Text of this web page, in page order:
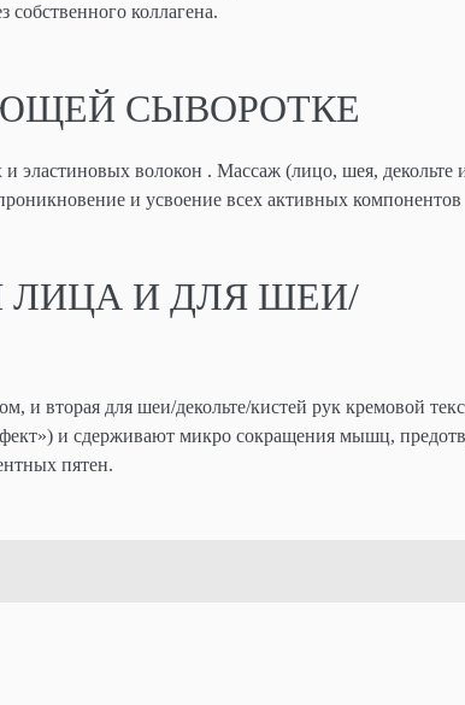
собственного коллагена.
СЫВОРОТКЕ
эластиновых волокон . Массаж (лицо, шея, декольте
и усвоение всех активных компонентов
И ДЛЯ ШЕИ/
и вторая для шеи/декольте/кистей рук кремовой
и сдерживают микро сокращения мышц,
пятен.